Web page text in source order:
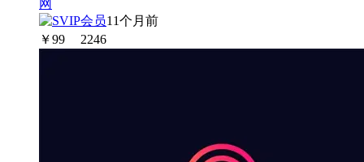
11个月前
￥99 2246